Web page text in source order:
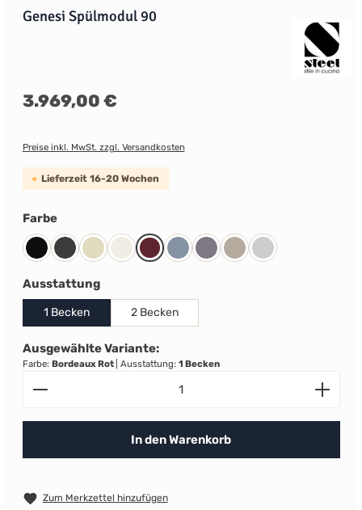
Genesi Spülmodul 90
Regulärer Preis:
3.969,00 €
Preise inkl. MwSt. zzgl. Versandkosten
Lieferzeit 16-20 Wochen
Farbeauswählen
SchwarzAnthrazit
CremeNuvolaBordeaux Rot
CelesteAmetistaSabbiaEdelstahl
Ausstattungauswählen
1 Becken 2 Becken
Ausgewählte Variante:
Farbe: Bordeaux Rot Ausstattung: 1 Becken
Produkt Anzahl: Gib den gewünschten Wert ein
In den Warenkorb
Zum Merkzettel hinzufügen